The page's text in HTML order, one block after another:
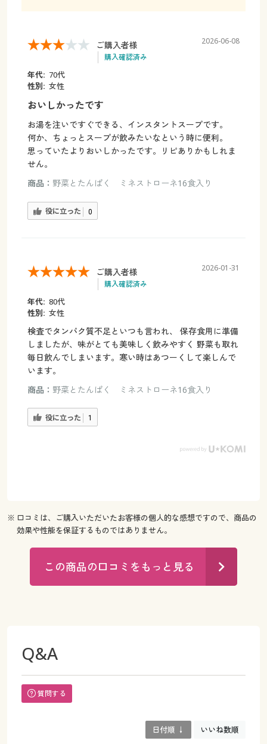
ご購入者様
購入確認済み
2026-06-08
年代: 70代
性別: 女性
おいしかったです
お湯を注いですぐできる、インスタントスープです。
何か、ちょっとスープが飲みたいなという時に便利。
思っていたよりおいしかったです。リピありかもしれま
せん。
商品： 野菜とたんぱく ミネストローネ16食入り
役に立った 0
ご購入者様
購入確認済み
2026-01-31
年代: 80代
性別: 女性
検査でタンパク質不足といつも言われ、 保存食用に準備
しましたが、味がとても美味しく飲みやすく 野菜も取れ
毎日飲んでしまいます。寒い時はあつーくして楽しんで
います。
商品： 野菜とたんぱく ミネストローネ16食入り
役に立った 1
※ 口コミは、ご購入いただいたお客様の個人的な感想ですので、商品の
効果や性能を保証するものではありません。
この商品の口コミをもっと見る
Q&A
質問する
日付順 ↓ いいね数順